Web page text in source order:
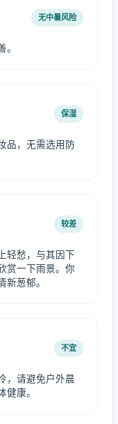
无中暑风险
保湿
品，无需选用防
较差
轻愁，与其因下
赏一下雨景。你
葱郁。
不宜
，请避免户外晨
康。